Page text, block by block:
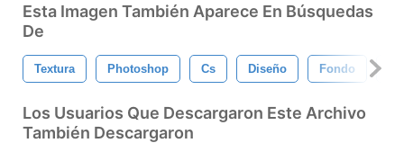
Esta Imagen También Aparece En Búsquedas
De
Textura Photoshop Cs Diseño Fondo
Los Usuarios Que Descargaron Este Archivo
También Descargaron